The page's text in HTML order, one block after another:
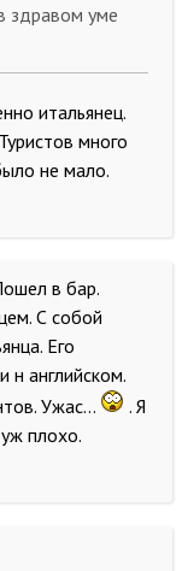
здравом уме
итальянец.
много
не мало.
в бар.
С собой
Его
н английском.
Ужас...
. Я
плохо.